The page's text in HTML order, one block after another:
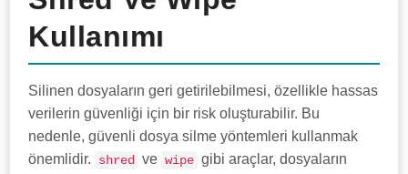
Kullanımı
Silinen dosyaların geri getirilebilmesi, özellikle hassas
verilerin güvenliği için bir risk oluşturabilir. Bu
nedenle, güvenli dosya silme yöntemleri kullanmak
önemlidir.
shred ve wipe gibi araçlar, dosyaların